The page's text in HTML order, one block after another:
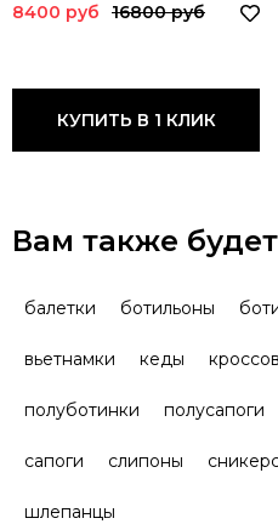
8400 руб 16800 руб
КУПИТЬ В 1 КЛИК
Вам также
балетки ботильоны
вьетнамки кеды
полуботинки полусапоги
сапоги слипоны
шлепанцы